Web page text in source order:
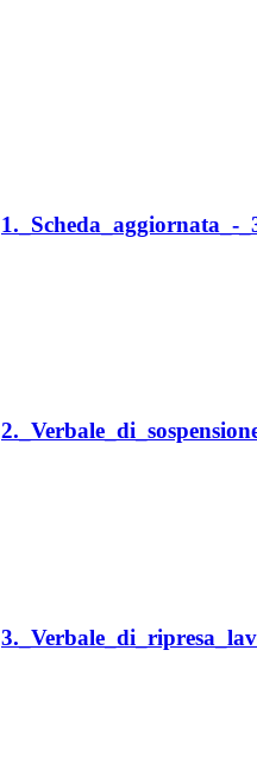
1._Scheda_aggiornata_-